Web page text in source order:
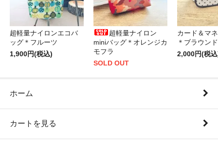
超軽量ナイロンエコバ
ッグ＊フルーツ
1,900円(税込)
超軽量ナイロン
miniバッグ＊オレンジカ
モフラ
SOLD OUT
カード＆マ
＊ブラウン
2,000円(税
ホーム
カートを見る